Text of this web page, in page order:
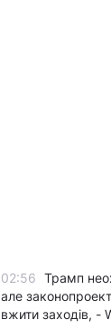
02:56 Трамп
але
вжити заходів, -